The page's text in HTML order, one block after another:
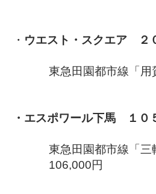
・ ウエスト・スクエア ２
東急田園都市線「
・エスポワール下馬 １０
東急田園都市線「
106,000円